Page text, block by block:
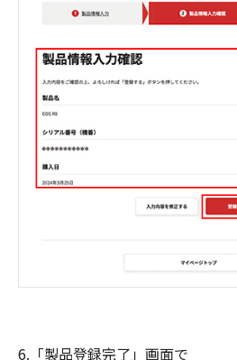
6.「製品登録完了」画面で